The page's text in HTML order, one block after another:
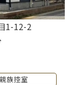
1-12-2
親族控室